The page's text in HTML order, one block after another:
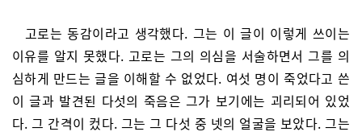
고로는 동감이라고 생각했다. 그는 이 글이 이렇게 쓰이는
이유를 알지 못했다. 고로는 그의 의심을 서술하면서 그를 의
심하게 만드는 글을 이해할 수 없었다. 여섯 명이 죽었다고 쓴
이 글과 발견된 다섯의 죽음은 그가 보기에는 괴리되어 있었
다. 그 간격이 컸다. 그는 그 다섯 중 넷의 얼굴을 보았다. 그는